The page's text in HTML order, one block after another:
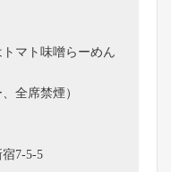
マト味噌らーめん
全席禁煙）
7-5-5